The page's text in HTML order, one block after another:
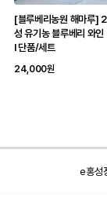
[블루베리농원 해마루]
성 유기농 블루베리
l 단품/세트
24,000원
e홍성